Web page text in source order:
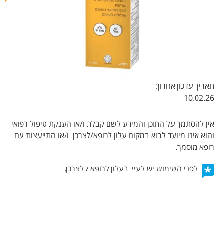
תאריך עדכון אחרון:
10.02.26
אין להסתמך על התוכן והמידע לשם קבלת ו/או הענקת טיפול רפואי
והוא אינו מיועד לבוא במקום עלון לרופא/לצרכן ו/או התייעצות עם
רופא מוסמך.
לפני השימוש יש לעיין בעלון לרופא / לצרכן.